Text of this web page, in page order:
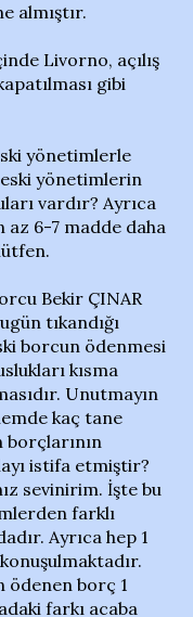
almıştır.
Livorno, açılış
gibi
yönetimlerle
yönetimlerin
vardır? Ayrıca
az 6-7 madde daha
Bekir ÇINAR
tıkandığı
borcun ödenmesi
kısma
Unutmayın
kaç tane
istifa etmiştir?
sevinirim. İşte bu
farklı
Ayrıca hep 1
ödenen borç 1
farkı acaba